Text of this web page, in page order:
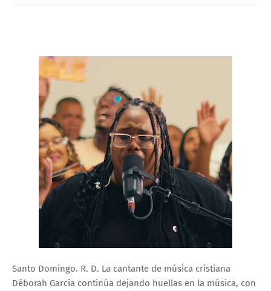
Santo Domingo. R. D. La cantante de música cristiana
Déborah García continúa dejando huellas en la música, con